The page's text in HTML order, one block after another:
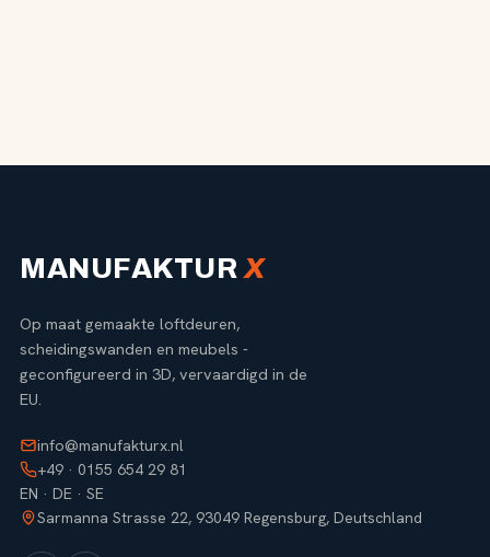
MANUFAKTUR X
Op maat gemaakte loftdeuren,
scheidingswanden en meubels -
geconfigureerd in 3D, vervaardigd in de
EU.
info@manufakturx.nl
+49 · 0155 654 29 81
EN · DE · SE
Sarmanna Strasse 22, 93049 Regensburg, Deutschland